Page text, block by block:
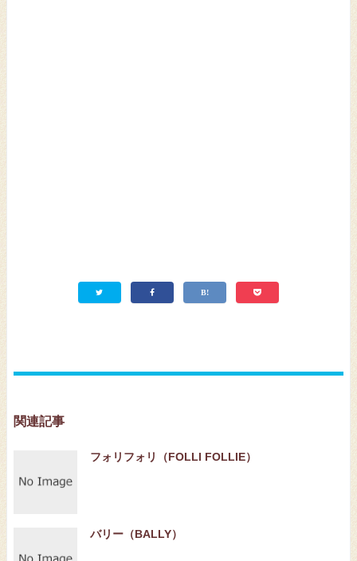
関連記事
フォリフォリ（FOLLI FOLLIE）
バリー（BALLY）